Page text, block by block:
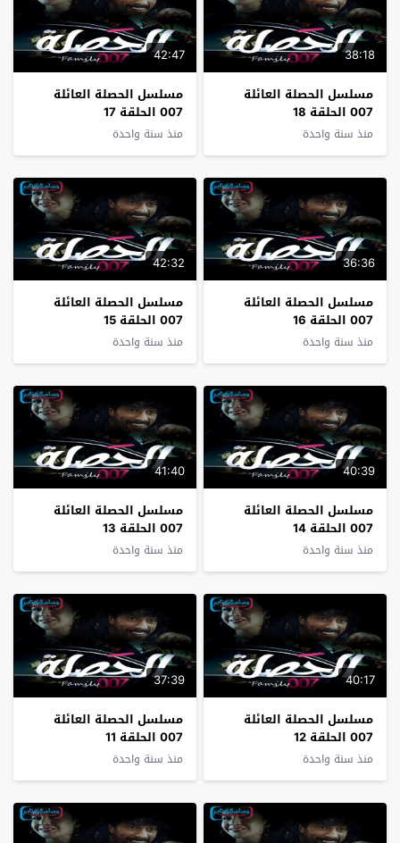
38:18
مسلسل الحصلة العائلة
007 الحلقة 18
منذ سنة واحدة
42:47
مسلسل الحصلة العائلة
007 الحلقة 17
منذ سنة واحدة
36:36
مسلسل الحصلة العائلة
007 الحلقة 16
منذ سنة واحدة
42:32
مسلسل الحصلة العائلة
007 الحلقة 15
منذ سنة واحدة
40:39
مسلسل الحصلة العائلة
007 الحلقة 14
منذ سنة واحدة
41:40
مسلسل الحصلة العائلة
007 الحلقة 13
منذ سنة واحدة
40:17
مسلسل الحصلة العائلة
007 الحلقة 12
منذ سنة واحدة
37:39
مسلسل الحصلة العائلة
007 الحلقة 11
منذ سنة واحدة